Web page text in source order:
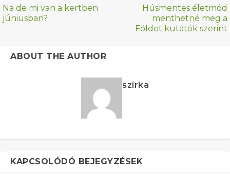
Na de mi van a kertben
júniusban?
Húsmentes életmód
menthetné meg a
Földet kutatók szerint
ABOUT THE AUTHOR
szirka
KAPCSOLÓDÓ BEJEGYZÉSEK